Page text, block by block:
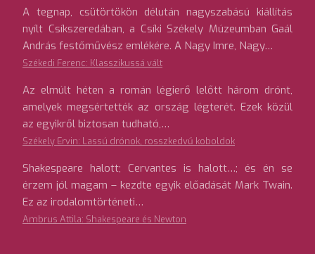
A tegnap, csütörtökön délután nagyszabású kiállítás
nyílt Csíkszeredában, a Csíki Székely Múzeumban Gaál
András festőművész emlékére. A Nagy Imre, Nagy…
Székedi Ferenc: Klasszikussá vált
Az elmúlt héten a román légierő lelőtt három drónt,
amelyek megsértették az ország légterét. Ezek közül
az egyikről biztosan tudható,…
Székely Ervin: Lassú drónok, rosszkedvű koboldok
Shakespeare halott; Cervantes is halott…; és én se
érzem jól magam – kezdte egyik előadását Mark Twain.
Ez az irodalomtörténeti…
Ambrus Attila: Shakespeare és Newton